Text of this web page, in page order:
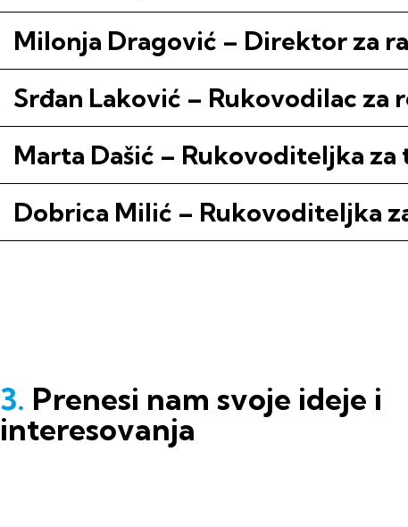
Milonja Dragović – Direktor za
Srđan Laković – Rukovodilac za
Marta Dašić – Rukovoditeljka
Dobrica Milić – Rukovoditeljka
3. Prenesi nam svoje ideje i
interesovanja